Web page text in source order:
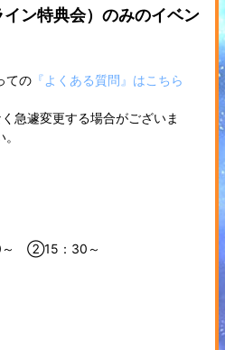
イン特典会）のみのイベン
ての『よくある質問』はこちら
急遽変更する場合がございま
～ ②15：30～